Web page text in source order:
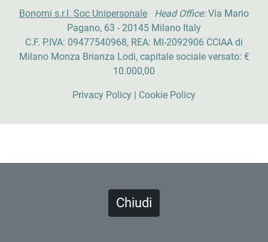
Bonomi s.r.l. Soc Unipersonale Head Office: Via Mario
Pagano, 63 - 20145 Milano Italy
C.F. P.IVA: 09477540968, REA: MI-2092906 CCIAA di
Milano Monza Brianza Lodi, capitale sociale versato: €
10.000,00
Privacy Policy Cookie Policy
Artefix Studio
Chiudi